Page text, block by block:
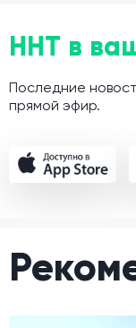
ННТ в
Последние
прямой эфир.